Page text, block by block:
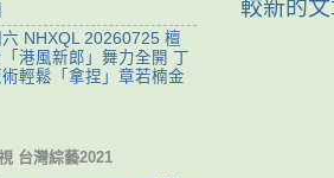
較新的
NHXQL 20260725 檀
港風新郎」舞力全開 丁
輕鬆「拿捏」章若楠金
台灣綜藝2021